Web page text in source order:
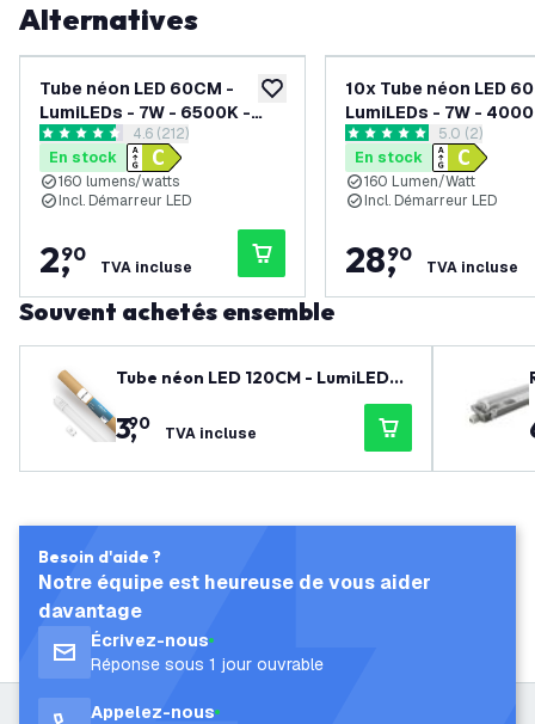
Alternatives
ajouter à la liste de souhaits
Tube néon LED 60CM -
LumiLEDs - 7W - 6500K -
1120 Lumen - Haute
efficacité
ouvrir le tiroir des avis
4.6 étoiles de notation
4.6 (212)
En stock
160 lumens/watts
Incl. Démarreur LED
2,
90
TVA incluse
10x Tube néon LED
LumiLEDs - 7W -
1120 Lumen - Haute
efficacité
ouvrir le
5 étoiles de notation
5.0 (2)
En stock
160 Lumen/Watt
Incl. Démarreur LED
28,
90
TVA incluse
Souvent achetés ensemble
Tube néon LED 120CM - LumiLEDs -
12W - 4000K - 1920 Lumen - Haute
efficacité
3,
90 TVA incluse
Besoin d'aide ?
Notre équipe est heureuse de vous aider
davantage
Écrivez-nous
Réponse sous 1 jour ouvrable
Appelez-nous